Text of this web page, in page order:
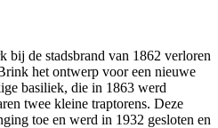
bij de stadsbrand van 1862 verloren
het ontwerp voor een nieuwe
basiliek, die in 1863 werd
twee kleine traptorens. Deze
toe en werd in 1932 gesloten en